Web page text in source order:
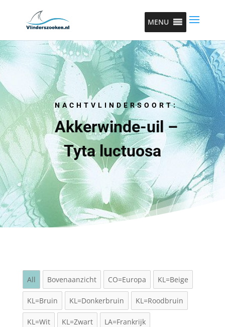
MENU
NACHTVLINDERSOORT:
Akkerwinde-uil –
Tyta luctuosa
All Bovenaanzicht CO=Europa KL=Beige
KL=Bruin KL=Donkerbruin KL=Roodbruin
KL=Wit KL=Zwart LA=Frankrijk